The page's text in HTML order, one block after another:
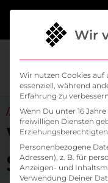
// ALL ABOUT
Wir
Wir nutzen Cookies auf
essenziell, während
Erfahrung zu
Wenn Du unter 16
freiwilligen Diensten
Personenbezogene
Adressen), z. B. für
Anzeigen- und
Verwendung Deiner